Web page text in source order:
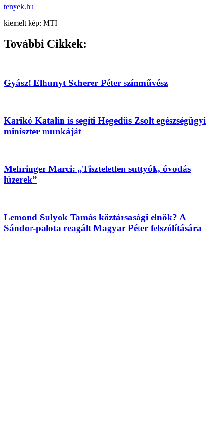
tenyek.hu
kiemelt kép: MTI
További Cikkek:
Gyász! Elhunyt Scherer Péter színművész
Karikó Katalin is segíti Hegedűs Zsolt egészségügyi
miniszter munkáját
Mehringer Marci: „Tiszteletlen suttyók, óvodás
lúzerek”
Lemond Sulyok Tamás köztársasági elnök? A
Sándor-palota reagált Magyar Péter felszólítására